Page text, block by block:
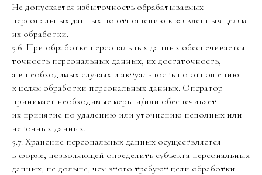
Не допускается избыточность обрабатываемых
персональных данных по отношению к заявленным целям
их обработки.
5.6. При обработке персональных данных обеспечивается
точность персональных данных, их достаточность,
а в необходимых случаях и актуальность по отношению
к целям обработки персональных данных. Оператор
принимает необходимые меры и/или обеспечивает
их принятие по удалению или уточнению неполных или
неточных данных.
5.7. Хранение персональных данных осуществляется
в форме, позволяющей определить субъекта персональных
данных, не дольше, чем этого требуют цели обработки